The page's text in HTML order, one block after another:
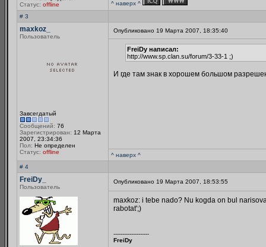
Статус: offline
^ наверх ^
# 3
maxkoz_
Пользователь
Завсегдатый
Сообщений: 76
Зарегистрирован: 12 Марта
2007, 23:34:36
Пол: Не определен
Статус: offline
Опубликовано 19 Марта 2007, 18:35:40
FreiDy написал:
http://www.sp.clan.su/forum/3-33-1 ;)
И где там знак в хорошем большом
^ наверх ^
# 4
FreiDy_
Пользователь
Опубликовано 19 Марта 2007, 18:53:55
maxkoz: i tebe nado? Nu kogda on bul
rabotat';)
--------------------
FreiDy